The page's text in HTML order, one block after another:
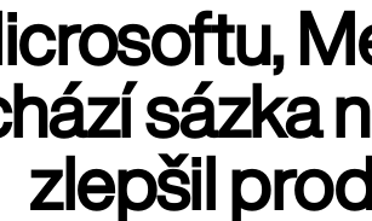
sázka
zlepšil